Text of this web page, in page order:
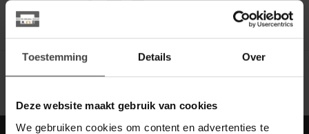
Toestemming Details Over
Deze website maakt gebruik van cookies
We gebruiken cookies om content en advertenties te
Toon 1van 1